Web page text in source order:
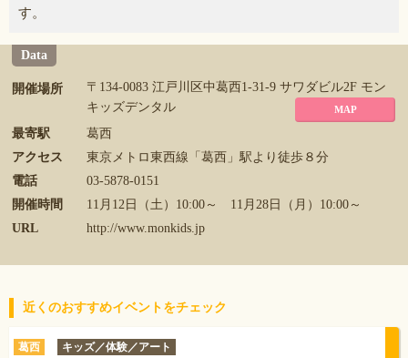
す。
Data
開催場所
〒134-0083 江戸川区中葛西1-31-9 サワダビル2F モン
キッズデンタル
MAP
最寄駅
葛西
アクセス
東京メトロ東西線「葛西」駅より徒歩８分
電話
03-5878-0151
開催時間
11月12日（土）10:00～ 11月28日（月）10:00～
URL
http://www.monkids.jp
近くのおすすめイベントをチェック
葛西 キッズ／体験／アート